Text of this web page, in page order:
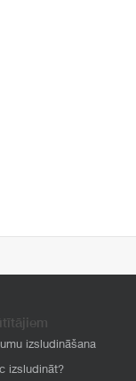
izsludināšana
izsludināt?